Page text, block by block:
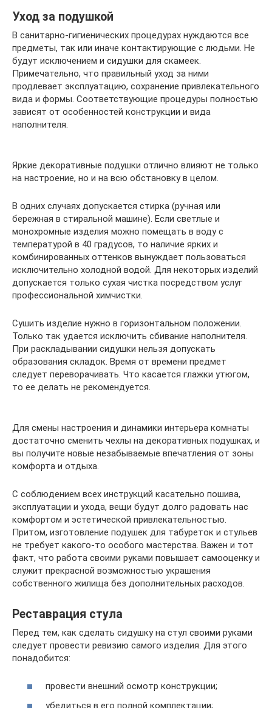
Уход за подушкой
В санитарно-гигиенических процедурах нуждаются все
предметы, так или иначе контактирующие с людьми. Не
будут исключением и сидушки для скамеек.
Примечательно, что правильный уход за ними
продлевает эксплуатацию, сохранение привлекательного
вида и формы. Соответствующие процедуры полностью
зависят от особенностей конструкции и вида
наполнителя.
Яркие декоративные подушки отлично влияют не только
на настроение, но и на всю обстановку в целом.
В одних случаях допускается стирка (ручная или
бережная в стиральной машине). Если светлые и
монохромные изделия можно помещать в воду с
температурой в 40 градусов, то наличие ярких и
комбинированных оттенков вынуждает пользоваться
исключительно холодной водой. Для некоторых изделий
допускается только сухая чистка посредством услуг
профессиональной химчистки.
Сушить изделие нужно в горизонтальном положении.
Только так удается исключить сбивание наполнителя.
При раскладывании сидушки нельзя допускать
образования складок. Время от времени предмет
следует переворачивать. Что касается глажки утюгом,
то ее делать не рекомендуется.
Для смены настроения и динамики интерьера комнаты
достаточно сменить чехлы на декоративных подушках, и
вы получите новые незабываемые впечатления от зоны
комфорта и отдыха.
С соблюдением всех инструкций касательно пошива,
эксплуатации и ухода, вещи будут долго радовать нас
комфортом и эстетической привлекательностью.
Притом, изготовление подушек для табуреток и стульев
не требует какого-то особого мастерства. Важен и тот
факт, что работа своими руками повышает самооценку и
служит прекрасной возможностью украшения
собственного жилища без дополнительных расходов.
Реставрация стула
Перед тем, как сделать сидушку на стул своими руками
следует провести ревизию самого изделия. Для этого
понадобится:
провести внешний осмотр конструкции;
убедиться в его полной комплектации;